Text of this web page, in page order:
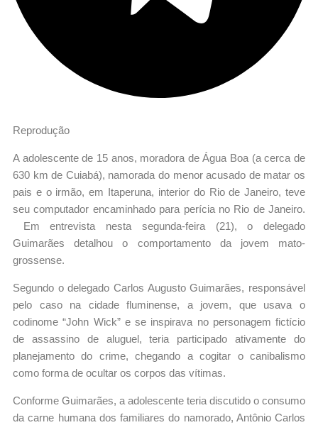
Reprodução
A adolescente de 15 anos, moradora de Água Boa (a cerca de
630 km de Cuiabá), namorada do menor acusado de matar os
pais e o irmão, em Itaperuna, interior do Rio de Janeiro, teve
seu computador encaminhado para perícia no Rio de Janeiro.
Em entrevista nesta segunda-feira (21), o delegado
Guimarães detalhou o comportamento da jovem mato-
grossense.
Segundo o delegado Carlos Augusto Guimarães, responsável
pelo caso na cidade fluminense, a jovem, que usava o
codinome “John Wick” e se inspirava no personagem fictício
de assassino de aluguel, teria participado ativamente do
planejamento do crime, chegando a cogitar o canibalismo
como forma de ocultar os corpos das vítimas.
Conforme Guimarães, a adolescente teria discutido o consumo
da carne humana dos familiares do namorado, Antônio Carlos